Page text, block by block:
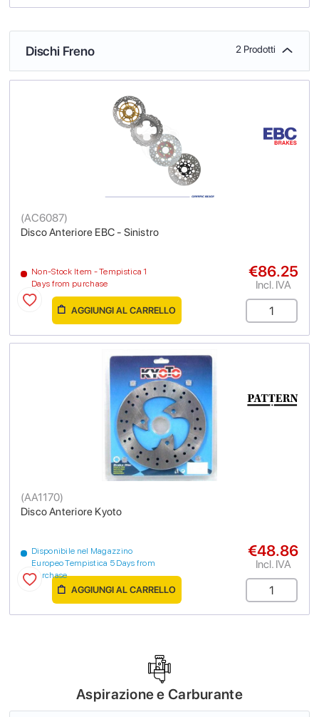
Dischi Freno 2 Prodotti
Disco Anteriore EBC - Sinistro
(AC6087)
Non-Stock Item - Tempistica 1
Days from purchase
€86.25
Incl. IVA
AGGIUNGI AL CARRELLO
Disco Anteriore Kyoto
(AA1170)
Disponibile nel Magazzino
Europeo Tempistica 5 Days from
purchase
€48.86
Incl. IVA
AGGIUNGI AL CARRELLO
Aspirazione e Carburante